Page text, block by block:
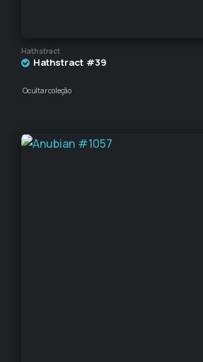
Hathstract
Hathstract #39
Ocultar coleção